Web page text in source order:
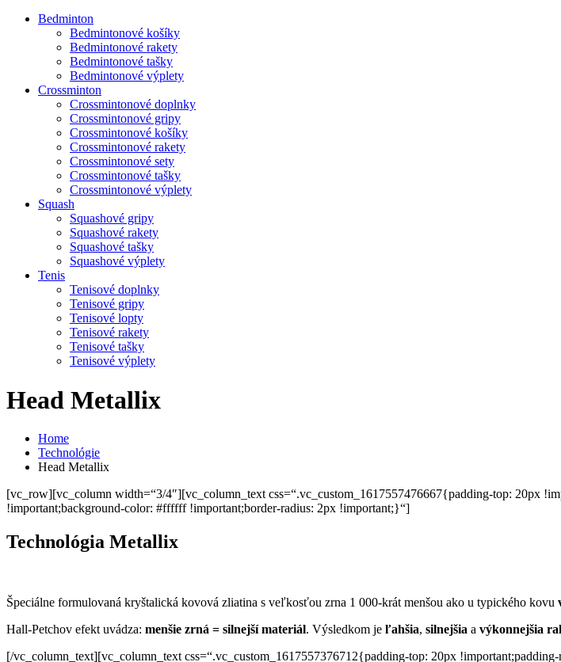
Bedminton
Bedmintonové košíky
Bedmintonové rakety
Bedmintonové tašky
Bedmintonové výplety
Crossminton
Crossmintonové doplnky
Crossmintonové gripy
Crossmintonové košíky
Crossmintonové rakety
Crossmintonové sety
Crossmintonové tašky
Crossmintonové výplety
Squash
Squashové gripy
Squashové rakety
Squashové tašky
Squashové výplety
Tenis
Tenisové doplnky
Tenisové gripy
Tenisové lopty
Tenisové rakety
Tenisové tašky
Tenisové výplety
Head Metallix
Home
Technológie
Head Metallix
[vc_row][vc_column width=“3/4″][vc_column_text css=“.vc_custom_1617557476667{padding-top: 20px
!important;background-color: #ffffff !important;border-radius: 2px !important;}“]
Technológia Metallix
Špeciálne formulovaná kryštalická kovová zliatina s veľkosťou zrna 1 000-krát menšou ako u typického kovu
Hall-Petchov efekt uvádza: menšie zrná = silnejší materiál. Výsledkom je ľahšia, silnejšia a výkonnejšia
[/vc_column_text][vc_column_text css=“.vc_custom_1617557376712{padding-top: 20px